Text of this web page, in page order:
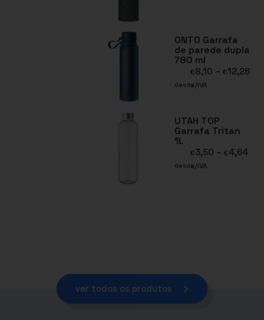
ONTO Garrafa
de parede dupla
780 ml
desde
€8,10 – €12,26
s/IVA
UTAH TOP
Garrafa Tritan
1L
desde
€3,50 – €4,64
s/IVA
ver todos os produtos